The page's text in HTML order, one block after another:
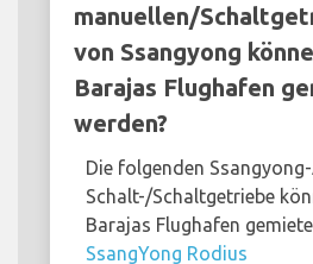
manuellen/
von Ssangyong
Barajas Flughafen
werden?
Die folgenden
Schalt-/Schaltgetriebe
Barajas Flughafen
SsangYong Rodius